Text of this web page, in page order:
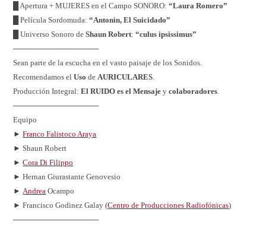
█ Apertura + MUJERES en el Campo SONORO:“Laura Romero”
█ Película Sordomuda:“Antonin, El Suicidado”
█ Universo Sonoro deShaun Robert:“culus ipsissimus”
────────────────
Sean parte de la escucha en el vasto paisaje de los Sonidos.
Recomendamos elUso de AURICULARES
Producción Integral:El RUIDO es el Mensaje ycolaboradores
────────────────
Equipo
►Franco Falistoco Araya
► Shaun Robert
►Cora Di Filippo
► Hernan Giurastante Genovesio
► Andrea Ocampo
► Francisco Godinez Galay (Centro de Producciones Radiofónicas)
────────────────